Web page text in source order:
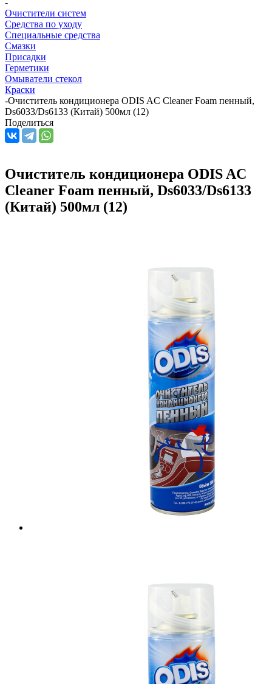
Очистители систем
Средства по уходу
Специальные средства
Смазки
Присадки
Герметики
Омыватели стекол
Краски
-Очиститель кондиционера ODIS AC Cleaner Foam пенный,
Ds6033/Ds6133 (Китай) 500мл (12)
Поделиться
Очиститель кондиционера ODIS AC
Cleaner Foam пенный, Ds6033/Ds6133
(Китай) 500мл (12)